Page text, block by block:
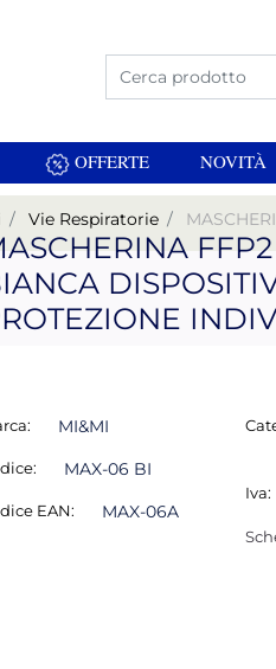
La modifica di un
OFFERTE NOVITÀ
Vie Respiratorie
MI&MI
MAX-06 BI
EAN: MAX-06A
Iva: